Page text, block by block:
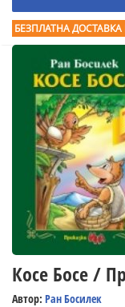
БЕЗПЛАТНА
Косе Босе /
Автор: Ран Босилек